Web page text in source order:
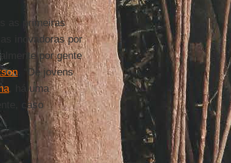
as primeiras
inovadoras por
por gente
. “De jovens
, há uma
caso